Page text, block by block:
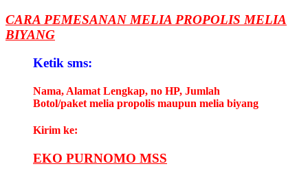
CARA PEMESANAN MELIA PROPOLIS MELIA
BIYANG
Ketik sms:
Nama, Alamat Lengkap, no HP, Jumlah
Botol/paket melia propolis maupun melia biyang
Kirim ke:
EKO PURNOMO MSS